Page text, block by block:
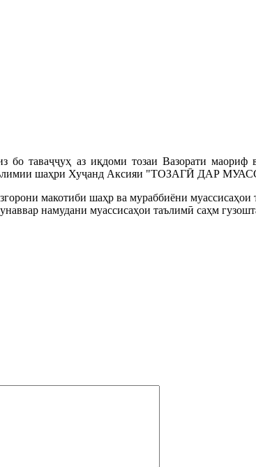
бо таваҷҷуҳ аз иқдоми тозаи Вазорати
шаҳри Хуҷанд Аксияи "ТОЗАГӢ ДАР
макотиби шаҳр ва мураббиёни муассисаҳои
намудани муассисаҳои таълимӣ саҳм